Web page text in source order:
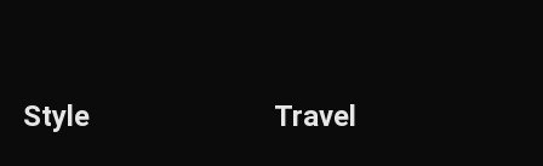
Style Travel